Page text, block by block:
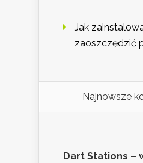
Jak
zaoszczędzić
Najnowsze
Dart Stations –